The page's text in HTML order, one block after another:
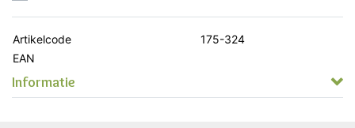
Artikelcode
175-324
EAN
Informatie